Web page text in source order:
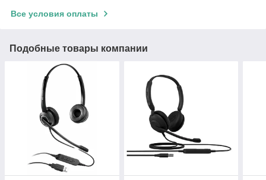
Все условия оплаты
Подобные товары компании